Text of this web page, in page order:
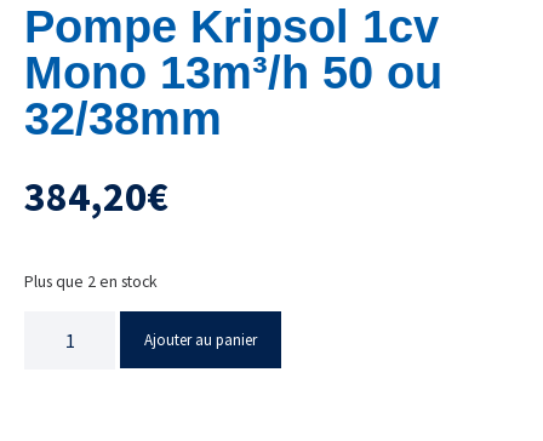
Pompe Kripsol 1cv
Mono 13m³/h 50 ou
32/38mm
384,20€
Plus que 2 en stock
Ajouter au panier